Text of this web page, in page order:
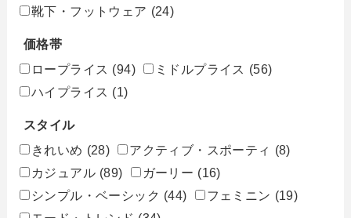
靴下・フットウェア (24)
価格帯
ロープライス (94) ミドルプライス (56)
ハイプライス (1)
スタイル
きれいめ (28) アクティブ・スポーティ (8)
カジュアル (89) ガーリー (16)
シンプル・ベーシック (44) フェミニン (19)